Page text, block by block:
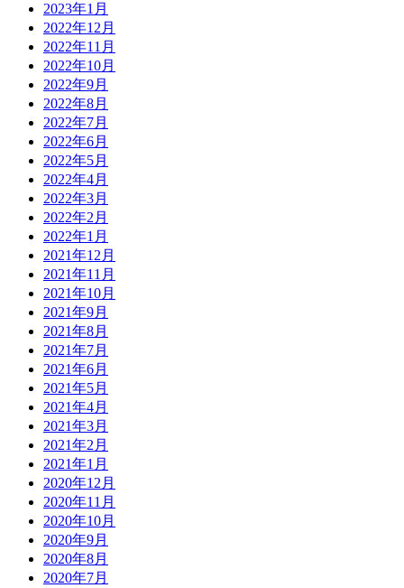
2023年1月
2022年12月
2022年11月
2022年10月
2022年9月
2022年8月
2022年7月
2022年6月
2022年5月
2022年4月
2022年3月
2022年2月
2022年1月
2021年12月
2021年11月
2021年10月
2021年9月
2021年8月
2021年7月
2021年6月
2021年5月
2021年4月
2021年3月
2021年2月
2021年1月
2020年12月
2020年11月
2020年10月
2020年9月
2020年8月
2020年7月